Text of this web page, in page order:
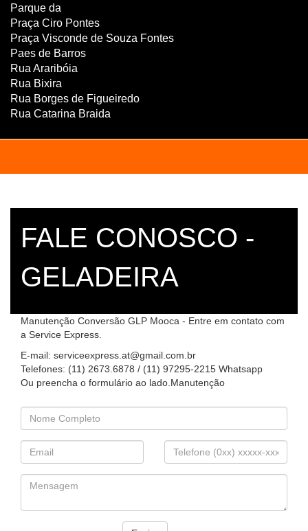
Parque da
Praça Ciro Pontes
Praça Visconde de Souza Fontes
Paes de Barros
Rua Araribóia
Rua Bixira
Rua Borges de Figueiredo
Rua Catarina Braida
FALE CONOSCO -
GELADEIRA
Manutenção Conversão GLP Mooca - Entre em contato com
a Service Express.
E-mail: serviceexpress.at@gmail.com.br
Telefones: (11) 2673.6878 / (11) 97295-2215 Whatsapp
Ou preencha o formulário ao lado.Manutenção